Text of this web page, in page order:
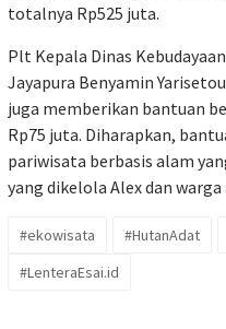
totalnya Rp525 juta.
Plt Kepala Dinas
Jayapura Benyamin
juga memberikan bantuan
Rp75 juta. Diharapkan,
pariwisata berbasis alam
yang dikelola Alex dan
#ekowisata #HutanAdat
#LenteraEsai.id